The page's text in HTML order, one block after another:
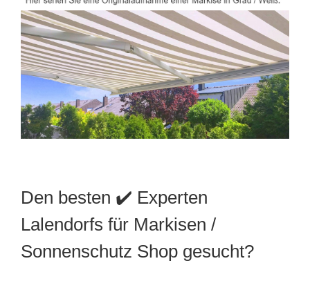
Den besten ✔️ Experten
Lalendorfs für Markisen /
Sonnenschutz Shop gesucht?